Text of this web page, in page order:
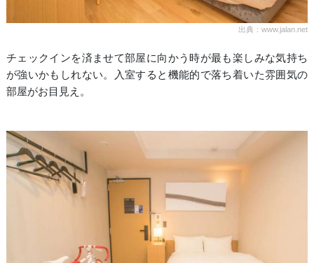
出典：www.jalan.net
チェックインを済ませて部屋に向かう時が最も楽しみな気持ち
が強いかもしれない。入室すると機能的で落ち着いた雰囲気の
部屋がお目見え。